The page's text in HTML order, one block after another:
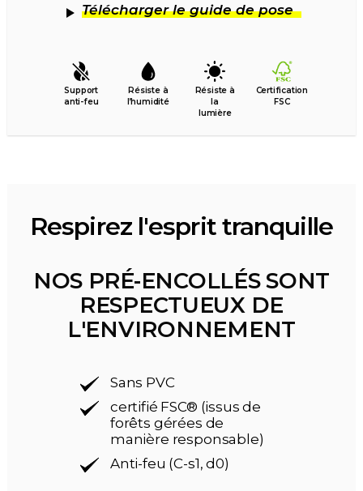
Télécharger le guide de pose
Support
anti-feu
Résiste à
l’humidité
Résiste à
la
lumière
Certification
FSC
Respirez l'esprit tranquille
NOS PRÉ-ENCOLLÉS SONT
RESPECTUEUX DE
L'ENVIRONNEMENT
Sans PVC
certifié FSC® (issus de
forêts gérées de
manière responsable)
Anti-feu (C-s1, d0)